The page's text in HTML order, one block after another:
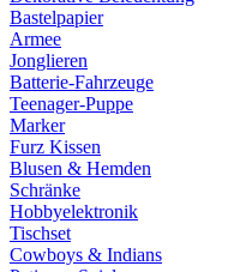
Bastelpapier
Armee
Jonglieren
Batterie-Fahrzeuge
Teenager-Puppe
Marker
Furz Kissen
Blusen & Hemden
Schränke
Hobbyelektronik
Tischset
Cowboys & Indians